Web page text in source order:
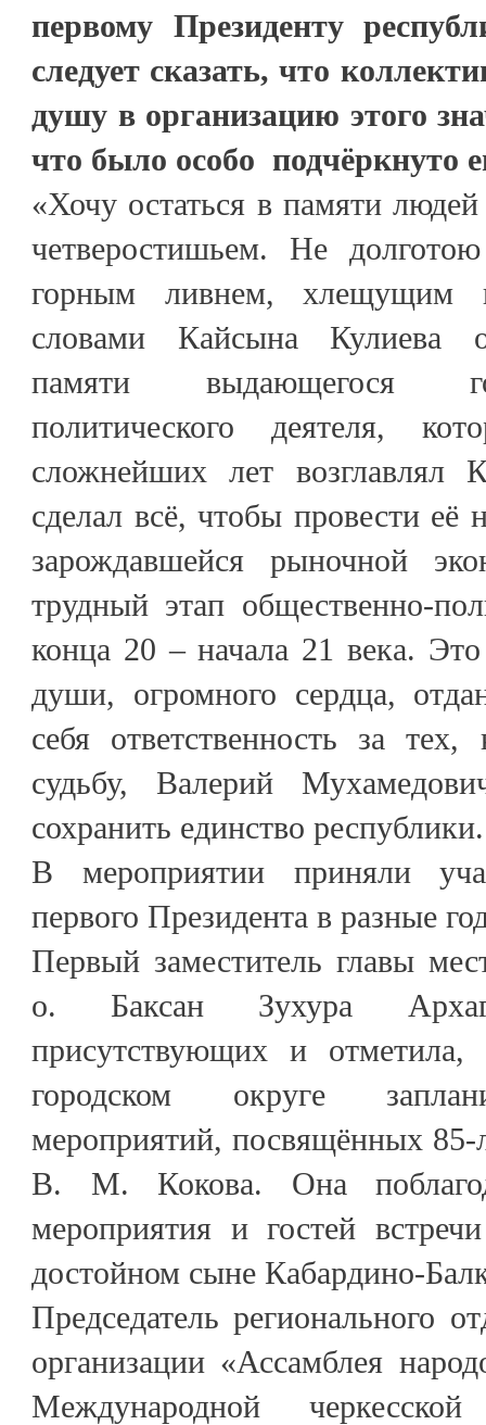
первому Президенту
следует сказать, что
душу в организацию этого
что было особо подчёркнуто
«Хочу остаться в памяти
четверостишьем. Не
горным ливнем,
словами Кайсына Кулиева
памяти выдающегося
политического деятеля,
сложнейших лет возглавлял
сделал всё, чтобы провести
зарождавшейся рыночной
трудный этап общественно-
конца 20 – начала 21 века.
души, огромного сердца,
себя ответственность за
судьбу, Валерий
сохранить единство
В мероприятии приняли
первого Президента в разные
Первый заместитель главы
о. Баксан Зухура
присутствующих и
городском округе
мероприятий, посвящённых
В. М. Кокова. Она
мероприятия и гостей
достойном сыне Кабардино-
Председатель регионального
организации «Ассамблея
Международной